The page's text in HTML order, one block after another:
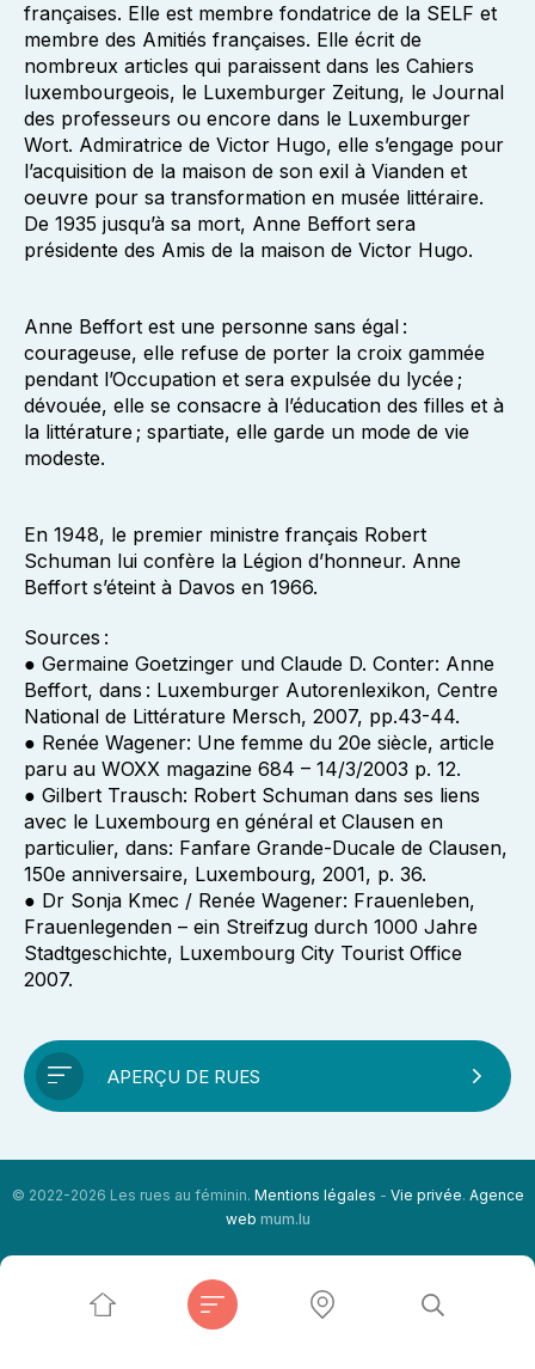
françaises. Elle est membre fondatrice de la SELF et
membre des Amitiés françaises. Elle écrit de
nombreux articles qui paraissent dans les Cahiers
luxembourgeois, le Luxemburger Zeitung, le Journal
des professeurs ou encore dans le Luxemburger
Wort. Admiratrice de Victor Hugo, elle s’engage pour
l’acquisition de la maison de son exil à Vianden et
oeuvre pour sa transformation en musée littéraire.
De 1935 jusqu’à sa mort, Anne Beffort sera
présidente des Amis de la maison de Victor Hugo.
Anne Beffort est une personne sans égal :
courageuse, elle refuse de porter la croix gammée
pendant l’Occupation et sera expulsée du lycée ;
dévouée, elle se consacre à l’éducation des filles et à
la littérature ; spartiate, elle garde un mode de vie
modeste.
En 1948, le premier ministre français Robert
Schuman lui confère la Légion d’honneur. Anne
Beffort s’éteint à Davos en 1966.
Sources :
● Germaine Goetzinger und Claude D. Conter: Anne
Beffort, dans : Luxemburger Autorenlexikon, Centre
National de Littérature Mersch, 2007, pp.43-44.
● Renée Wagener: Une femme du 20e siècle, article
paru au WOXX magazine 684 – 14/3/2003 p. 12.
● Gilbert Trausch: Robert Schuman dans ses liens
avec le Luxembourg en général et Clausen en
particulier, dans: Fanfare Grande-Ducale de Clausen,
150e anniversaire, Luxembourg, 2001, p. 36.
● Dr Sonja Kmec / Renée Wagener: Frauenleben,
Frauenlegenden – ein Streifzug durch 1000 Jahre
Stadtgeschichte, Luxembourg City Tourist Office
2007.
APERÇU DE RUES
© 2022-2026 Les rues au féminin. Mentions légales - Vie privée. Agence
web mum.lu